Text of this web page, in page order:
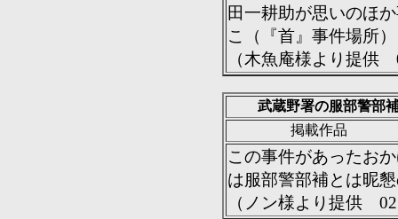
田一耕助が思いのほ
こ（『首』事件場所
（木魚庵様より提供
武蔵野署の服部警部
掲載作品
この事件があったお
は服部警部補とは昵
（ノン様より提供